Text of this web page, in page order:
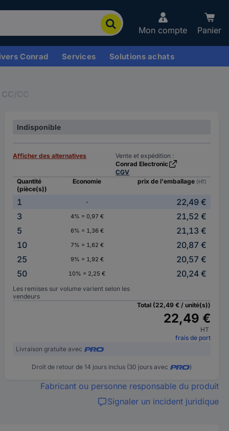
Mon compte Panier
Conrad Services Solutions achats
CC
Indisponible
Afficher des alternatives
Vente et expédition :
Conrad Electronic
CGV
Quantité
(pièce(s))
Economie prix de l'emballage (HT)
1 -
22,49 €
3
4% = 0,97 €
21,52 €
5
6% = 1,36 €
21,13 €
10
7% = 1,62 €
20,87 €
25
9% = 1,92 €
20,57 €
50
10% = 2,25 € 20,24 €
Les remises sur volume varient selon les
vendeurs
Total (22,49 € / unité(s))
22,49 €
HT
frais de port
Livraison gratuite avec
Droit de retour de 14 jours inclus (30 jours avec )
Fabricant ou personne responsable du produit
Signaler un incident juridique